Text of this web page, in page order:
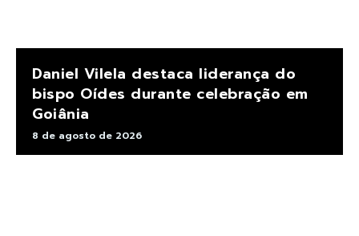
Daniel Vilela destaca liderança do
bispo Oídes durante celebração em
Goiânia
8 de agosto de 2026